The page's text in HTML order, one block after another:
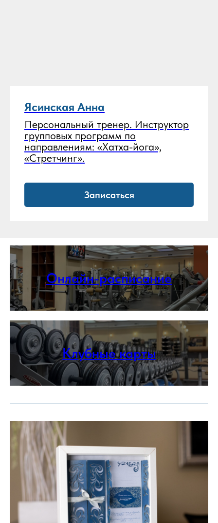
Ясинская Анна
Персональный тренер. Инструктор
групповых программ по
направлениям: «Хатха-йога»,
«Стретчинг».
Записаться
Онлайн-расписание
Клубные карты